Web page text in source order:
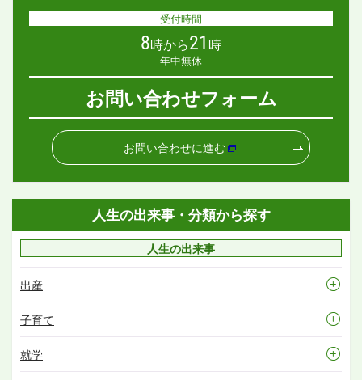
受付時間
8時から21 時
年中無休
お問い合わせフォーム
お問い合わせに進む
人生の出来事・分類から探す
人生の出来事
出産
子育て
就学